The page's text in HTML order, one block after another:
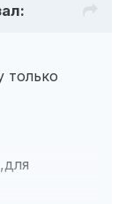
только